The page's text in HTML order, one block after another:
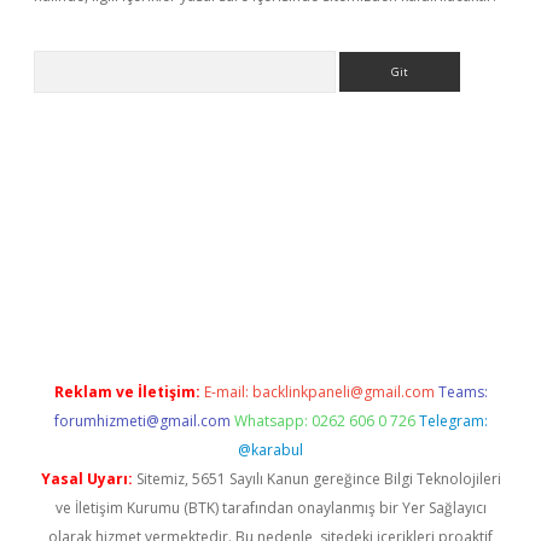
Reklam ve İletişim: E-mail: backlinkpaneli@gmail.com Teams:
forumhizmeti@gmail.com Whatsapp: 0262 606 0 726 Telegram:
@karabul
Yasal Uyarı: Sitemiz, 5651 Sayılı Kanun gereğince Bilgi Teknolojileri
ve İletişim Kurumu (BTK) tarafından onaylanmış bir Yer Sağlayıcı
olarak hizmet vermektedir. Bu nedenle, sitedeki içerikleri proaktif